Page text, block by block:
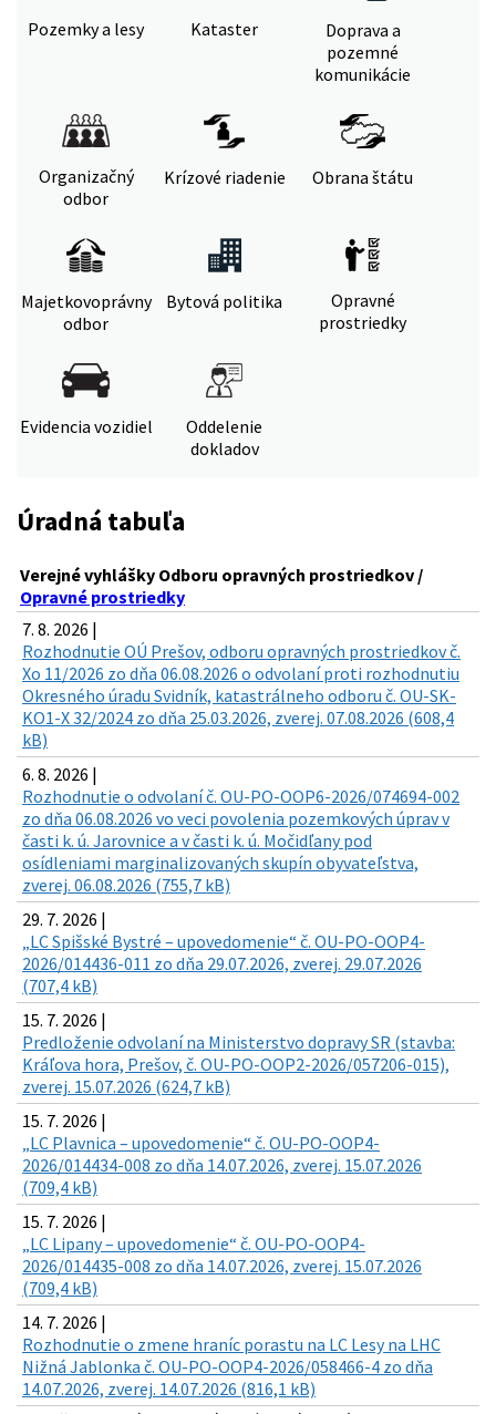
Pozemky a lesy Kataster
Doprava a
pozemné
komunikácie
Organizačný
odbor
Krízové riadenie Obrana štátu
Majetkovoprávny
odbor
Bytová politika
Opravné
prostriedky
Evidencia vozidiel
Oddelenie
dokladov
Úradná tabuľa
Verejné vyhlášky Odboru opravných prostriedkov /
Opravné prostriedky
7. 8. 2026 |
Rozhodnutie OÚ Prešov, odboru opravných prostriedkov č.
Xo 11/2026 zo dňa 06.08.2026 o odvolaní proti rozhodnutiu
Okresného úradu Svidník, katastrálneho odboru č. OU-SK-
KO1-X 32/2024 zo dňa 25.03.2026, zverej. 07.08.2026 (608,4
kB)
6. 8. 2026 |
Rozhodnutie o odvolaní č. OU-PO-OOP6-2026/074694-002
zo dňa 06.08.2026 vo veci povolenia pozemkových úprav v
časti k. ú. Jarovnice a v časti k. ú. Močidľany pod
osídleniami marginalizovaných skupín obyvateľstva,
zverej. 06.08.2026 (755,7 kB)
29. 7. 2026 |
„LC Spišské Bystré – upovedomenie“ č. OU-PO-OOP4-
2026/014436-011 zo dňa 29.07.2026, zverej. 29.07.2026
(707,4 kB)
15. 7. 2026 |
Predloženie odvolaní na Ministerstvo dopravy SR (stavba:
Kráľova hora, Prešov, č. OU-PO-OOP2-2026/057206-015),
zverej. 15.07.2026 (624,7 kB)
15. 7. 2026 |
„LC Plavnica – upovedomenie“ č. OU-PO-OOP4-
2026/014434-008 zo dňa 14.07.2026, zverej. 15.07.2026
(709,4 kB)
15. 7. 2026 |
„LC Lipany – upovedomenie“ č. OU-PO-OOP4-
2026/014435-008 zo dňa 14.07.2026, zverej. 15.07.2026
(709,4 kB)
14. 7. 2026 |
Rozhodnutie o zmene hraníc porastu na LC Lesy na LHC
Nižná Jablonka č. OU-PO-OOP4-2026/058466-4 zo dňa
14.07.2026, zverej. 14.07.2026 (816,1 kB)